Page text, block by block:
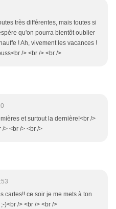
très différentes, mais toutes si
qu'on pourra bientôt oublier
! Ah, vivement les vacances !
/> <br /> <br />
et surtout la dernière!<br />
> <br /> <br />
cartes!! ce soir je me mets à ton
)<br /> <br /> <br />